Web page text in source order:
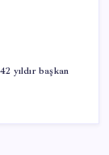
yıldır başkan